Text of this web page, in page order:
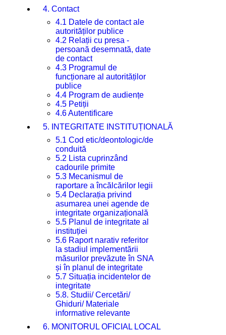
4. Contact
4.1 Datele de contact ale
autorităților publice
4.2 Relații cu presa -
persoană desemnată, date
de contact
4.3 Programul de
funcționare al autorităților
publice
4.4 Program de audiențe
4.5 Petiții
4.6 Autentificare
5. INTEGRITATE INSTITUȚIONALĂ
5.1 Cod etic/deontologic/de
conduită
5.2 Lista cuprinzând
cadourile primite
5.3 Mecanismul de
raportare a încălcărilor legii
5.4 Declarația privind
asumarea unei agende de
integritate organizațională
5.5 Planul de integritate al
instituției
5.6 Raport narativ referitor
la stadiul implementării
măsurilor prevăzute în SNA
și în planul de integritate
5.7 Situația incidentelor de
integritate
5.8. Studii/ Cercetări/
Ghiduri/ Materiale
informative relevante
6. MONITORUL OFICIAL LOCAL